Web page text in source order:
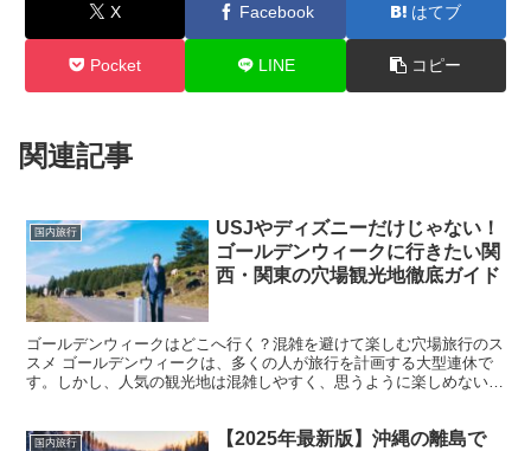
X Facebook はてブ
Pocket LINE コピー
関連記事
国内旅行
USJやディズニーだけじゃない！
ゴールデンウィークに行きたい関
西・関東の穴場観光地徹底ガイド
ゴールデンウィークはどこへ行く？混雑を避けて楽しむ穴場旅行のス
スメ ゴールデンウィークは、多くの人が旅行を計画する大型連休で
す。しかし、人気の観光地は混雑しやすく、思うように楽しめないこ
国内旅行
【2025年最新版】沖縄の離島で